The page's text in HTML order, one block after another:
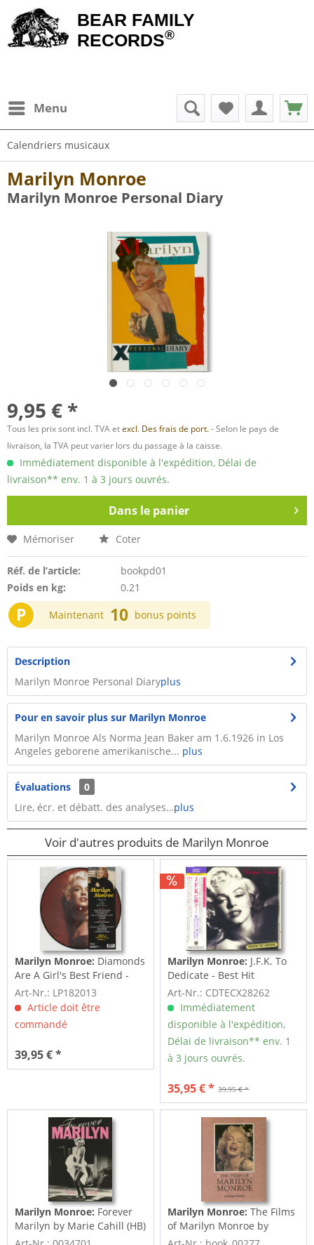
BEAR FAMILY
RECORDS®
Menu
Calendriers musicaux
Marilyn Monroe
Marilyn Monroe Personal Diary
9,95 € *
Tous les prix sont incl. TVA etexcl. Des frais de port.- Selon le pays de
livraison, la TVA peut varier lors du passage à la caisse.
Immédiatement disponible à l'expédition, Délai de
livraison** env. 1 à 3 jours ouvrés.
Dans le panier
Mémoriser Coter
Réf. de l’article:
bookpd01
Poids en kg:
0.21
P Maintenant 10 bonus points
Description
Marilyn Monroe Personal Diaryplus
Pour en savoir plus sur Marilyn Monroe
Marilyn Monroe Als Norma Jean Baker am 1.6.1926 in Los
Angeles geborene amerikanische... plus
Évaluations
0
Lire, écr. et débatt. des analyses…plus
Voir d'autres produits de Marilyn Monroe
Marilyn Monroe: Diamonds
Are A Girl's Best Friend -
60th...
Art-Nr.: LP182013
Article doit être
commandé
39,95 € *
Marilyn Monroe: J.F.K. To
Dedicate - Best Hit
Collection (CD,...
Art-Nr.: CDTECX28262
Immédiatement
disponible à l'expédition,
Délai de livraison** env. 1
à 3 jours ouvrés.
39,95 € *
35,95 € *
Marilyn Monroe: Forever
Marilyn by Marie Cahill (HB)
Marilyn Monroe:The Films
of Marilyn Monroe by
Richard Buskin